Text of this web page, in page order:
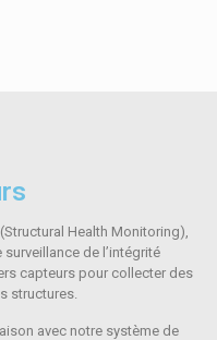
Health Monitoring),
de l’intégrité
capteurs pour collecter des
structures.
avec notre système de